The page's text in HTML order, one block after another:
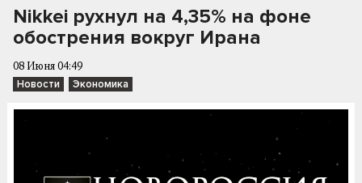
Nikkei рухнул на 4,35% на фоне
обострения вокруг Ирана
08 Июня 04:49
Новости Экономика